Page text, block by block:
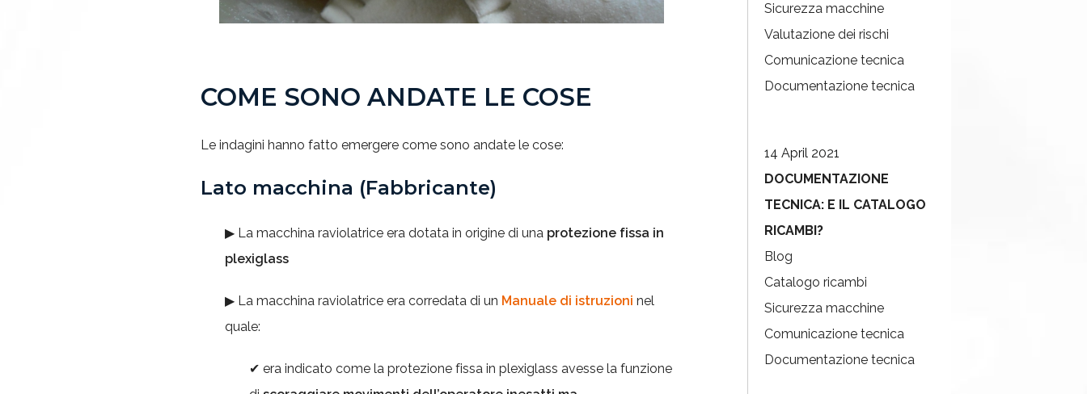
COME SONO ANDATE LE COSE
Le indagini hanno fatto emergere come sono andate le cose:
Lato macchina (Fabbricante)
▶ La macchina raviolatrice era dotata in origine di una protezione fissa in
plexiglass
▶ La macchina raviolatrice era corredata di un Manuale di istruzioni nel
quale:
✔ era indicato come la protezione fissa in plexiglass avesse la funzione
Sicurezza macchine
Valutazione dei rischi
Comunicazione tecnica
Documentazione tecnica
14 April 2021
DOCUMENTAZIONE
TECNICA: E IL CATALOGO
RICAMBI?
Blog
Catalogo ricambi
Sicurezza macchine
Comunicazione tecnica
Documentazione tecnica